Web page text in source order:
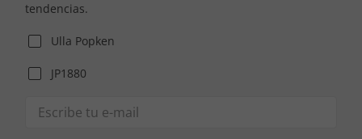
tendencias.
Ulla Popken
JP1880